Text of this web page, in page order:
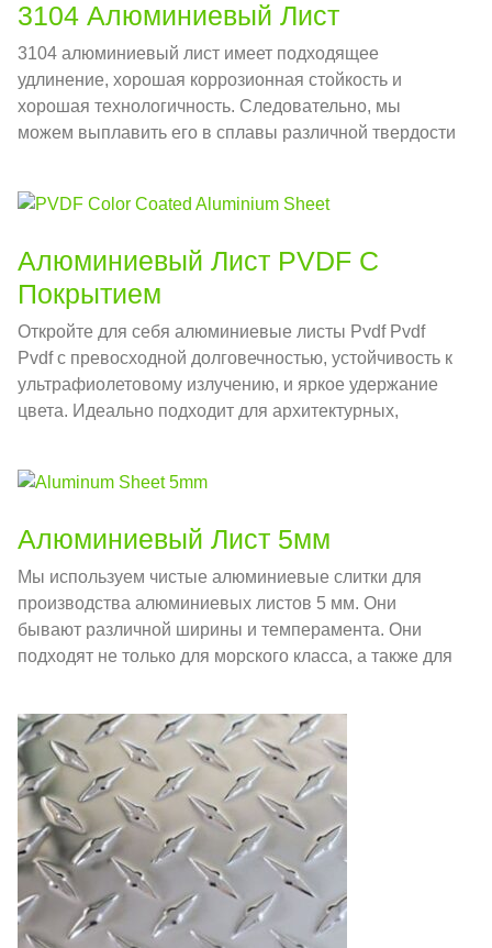
3104 Алюминиевый Лист
3104 алюминиевый лист имеет подходящее
удлинение, хорошая коррозионная стойкость и
хорошая технологичность. Следовательно, мы
можем выплавить его в сплавы различной твердости
Алюминиевый Лист PVDF С
Покрытием
Откройте для себя алюминиевые листы Pvdf Pvdf
Pvdf с превосходной долговечностью, устойчивость к
ультрафиолетовому излучению, и яркое удержание
цвета. Идеально подходит для архитектурных,
Алюминиевый Лист 5мм
Мы используем чистые алюминиевые слитки для
производства алюминиевых листов 5 мм. Они
бывают различной ширины и темперамента. Они
подходят не только для морского класса, а также для
резервуары, и максимальная ширина, которую мы
можем произвести, составляет 3000 мм.